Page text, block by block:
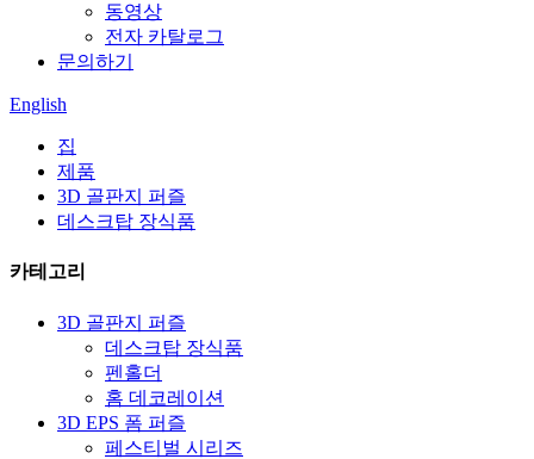
동영상
전자 카탈로그
문의하기
English
집
제품
3D 골판지 퍼즐
데스크탑 장식품
카테고리
3D 골판지 퍼즐
데스크탑 장식품
펜홀더
홈 데코레이션
3D EPS 폼 퍼즐
페스티벌 시리즈